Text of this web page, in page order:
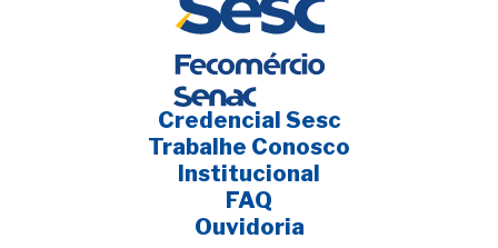
Credencial Sesc
Trabalhe Conosco
Institucional
FAQ
Ouvidoria